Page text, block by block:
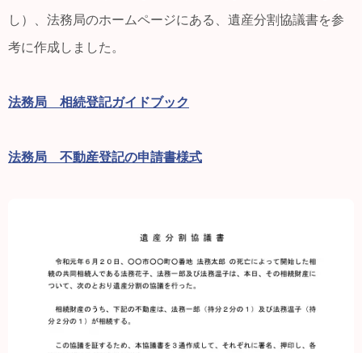
し）、法務局のホームページにある、遺産分割協議書を参
考に作成しました。
法務局 相続登記ガイドブック
法務局 不動産登記の申請書様式